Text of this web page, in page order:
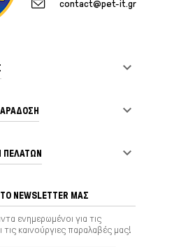
contact@pet-it.gr


ΠΕΛΑΤΏΝ 
NEWSLETTER ΜΑΣ
ενημερωμένοι για τις
καινούργιες παραλαβές μας!